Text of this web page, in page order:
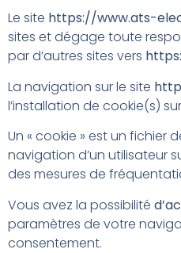
Le site https://www.ats-
sites et dégage toute
par d’autres sites vers
La navigation sur le site
l’installation de cookie(s)
Un « cookie » est un fichier
navigation d’un utilisateur
des mesures de
Vous avez la possibilité
paramètres de votre
consentement.